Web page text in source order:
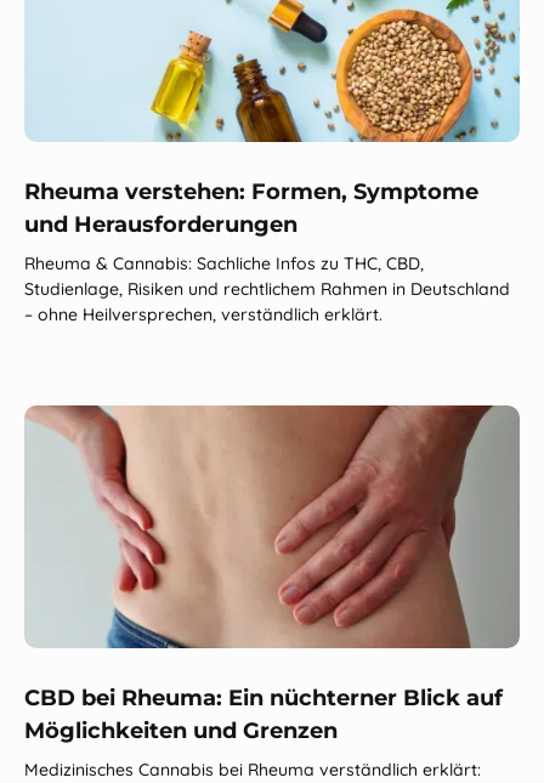
Rheuma verstehen: Formen, Symptome
und Herausforderungen
Rheuma & Cannabis: Sachliche Infos zu THC, CBD,
Studienlage, Risiken und rechtlichem Rahmen in Deutschland
– ohne Heilversprechen, verständlich erklärt.
CBD bei Rheuma: Ein nüchterner Blick auf
Möglichkeiten und Grenzen
Medizinisches Cannabis bei Rheuma verständlich erklärt: